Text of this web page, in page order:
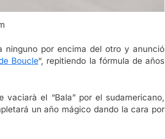
ninguno por encima del otro y anunció
Boucle“, repitiendo la fórmula de años
el “Bala” por el sudamericano,
un año mágico dando la cara por